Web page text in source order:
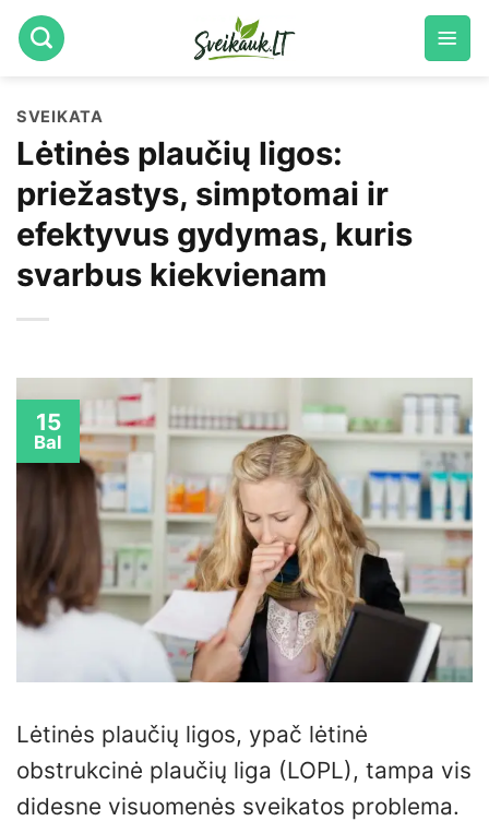
Skip
to
SVEIKATA
Lėtinės plaučių ligos:
priežastys, simptomai ir
efektyvus gydymas, kuris
svarbus kiekvienam
15
Bal
Lėtinės plaučių ligos, ypač lėtinė
obstrukcinė plaučių liga (LOPL), tampa vis
didesne visuomenės sveikatos problema.